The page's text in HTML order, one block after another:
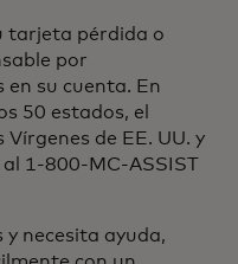
tarjeta pérdida o
por
su cuenta. En
50 estados, el
de EE. UU. y
1-800-MC-ASSIST
y necesita ayuda,